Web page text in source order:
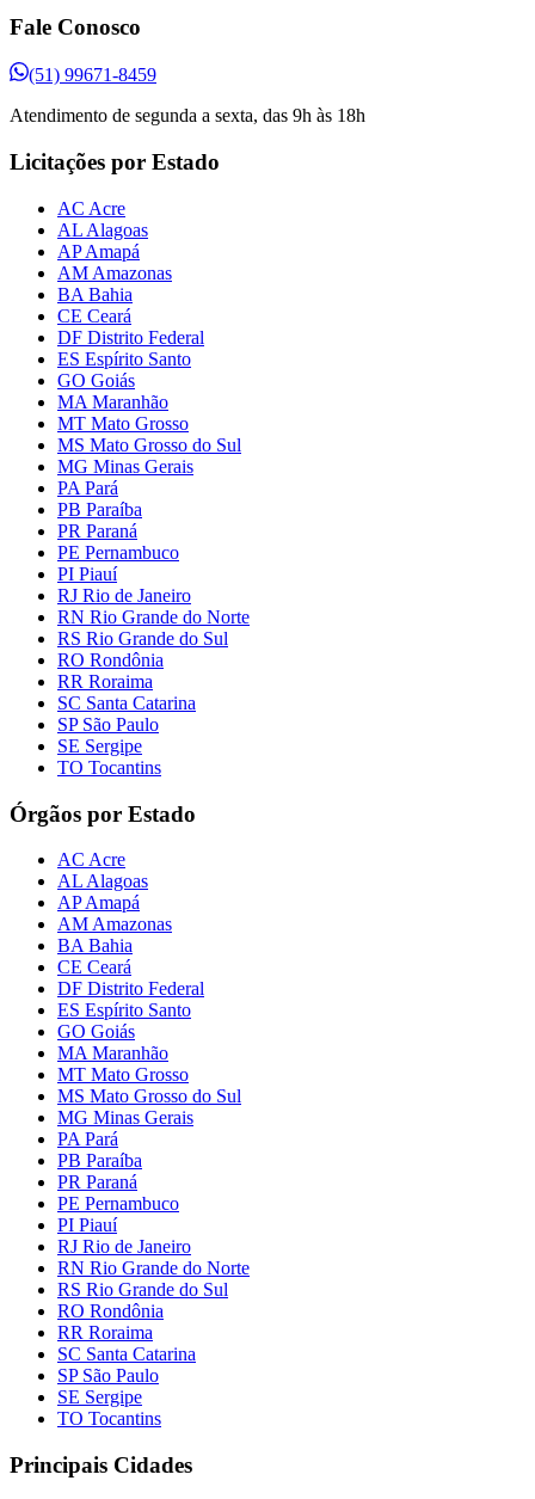
Fale Conosco
(51) 99671-8459
Atendimento de segunda a sexta, das 9h às 18h
Licitações por Estado
AC Acre
AL Alagoas
AP Amapá
AM Amazonas
BA Bahia
CE Ceará
DF Distrito Federal
ES Espírito Santo
GO Goiás
MA Maranhão
MT Mato Grosso
MS Mato Grosso do Sul
MG Minas Gerais
PA Pará
PB Paraíba
PR Paraná
PE Pernambuco
PI Piauí
RJ Rio de Janeiro
RN Rio Grande do Norte
RS Rio Grande do Sul
RO Rondônia
RR Roraima
SC Santa Catarina
SP São Paulo
SE Sergipe
TO Tocantins
Órgãos por Estado
AC Acre
AL Alagoas
AP Amapá
AM Amazonas
BA Bahia
CE Ceará
DF Distrito Federal
ES Espírito Santo
GO Goiás
MA Maranhão
MT Mato Grosso
MS Mato Grosso do Sul
MG Minas Gerais
PA Pará
PB Paraíba
PR Paraná
PE Pernambuco
PI Piauí
RJ Rio de Janeiro
RN Rio Grande do Norte
RS Rio Grande do Sul
RO Rondônia
RR Roraima
SC Santa Catarina
SP São Paulo
SE Sergipe
TO Tocantins
Principais Cidades